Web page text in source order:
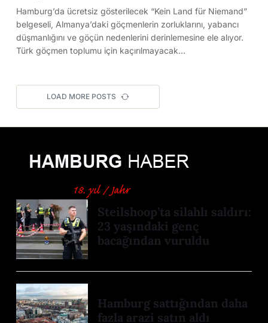
Hamburg’da ücretsiz gösterilecek “Kein Land für Niemand”
belgeseli, Almanya’daki göçmenlerin zorluklarını, yabancı
düşmanlığını ve göçün nedenlerini derinlemesine ele alıyor.
Türk göçmen toplumu için kaçırılmayacak…
LOAD MORE POSTS
Steilshoop’ta silahlı saldırı:
23 yaşındaki genç
bacağından vuruldu
Hamburg sattığından daha
fazla arazi satın aldı